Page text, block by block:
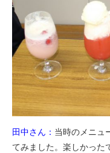
田中さん： 当時のメニュ
てみました。楽しかった